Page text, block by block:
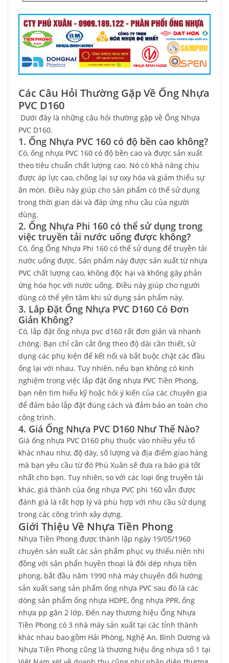
Các Câu Hỏi Thường Gặp Về Ống Nhựa
PVC D160
Dưới đây là những câu hỏi thường gặp về Ống Nhựa
PVC D160.
1. Ống Nhựa PVC 160 có độ bền cao không?
Có, ống nhựa PVC 160 có độ bền cao và được sản xuất
theo tiêu chuẩn chất lượng cao. Nó có khả năng chịu
được áp lực cao, chống lại sự oxy hóa và giảm thiểu sự
ăn mòn. Điều này giúp cho sản phẩm có thể sử dụng
trong thời gian dài và đáp ứng nhu cầu của người
dùng.
2. Ống Nhựa Phi 160 có thể sử dụng trong
việc truyền tải nước uống được không?
Có, ống Ống Nhựa Phi 160 có thể sử dụng để truyền tải
nước uống được. Sản phẩm này được sản xuất từ nhựa
PVC chất lượng cao, không độc hại và không gây phản
ứng hóa học với nước uống. Điều này giúp cho người
dùng có thể yên tâm khi sử dụng sản phẩm này.
3. Lắp Đặt Ống Nhựa PVC D160 Có Đơn
Giản Không?
Có, lắp đặt ống nhựa pvc d160 rất đơn giản và nhanh
chóng. Bạn chỉ cần cắt ống theo độ dài cần thiết, sử
dụng các phụ kiện để kết nối và bắt buộc chặt các đầu
ống lại với nhau. Tuy nhiên, nếu bạn không có kinh
nghiệm trong việc lắp đặt ống nhựa PVC Tiền Phong,
bạn nên tìm hiểu kỹ hoặc hỏi ý kiến của các chuyên gia
để đảm bảo lắp đặt đúng cách và đảm bảo an toàn cho
công trình.
4. Giá Ống Nhựa PVC D160 Như Thế Nào?
Giá ống nhựa PVC D160 phụ thuộc vào nhiều yếu tố
khác nhau như, độ dày, số lượng và địa điểm giao hàng
mà bạn yêu cầu từ đó Phú Xuân sẽ đưa ra báo giá tốt
nhất cho bạn. Tuy nhiên, so với các loại ống truyền tải
khác, giá thành của ống nhựa PVC phi 160 vẫn được
đánh giá là rất hợp lý và phù hợp với nhu cầu sử dụng
trong các công trình xây dựng.
Giới Thiệu Về Nhựa Tiền Phong
Nhựa Tiền Phong được thành lập ngày 19/05/1960
chuyên sản xuất các sản phẩm phục vụ thiếu niên nhi
đồng với sản phẩn huyền thoại là đôi dép nhựa tiền
phong, bắt đầu năm 1990 nhà máy chuyển đổi hướng
sản xuất sang sản phẩm ống nhựa PVC sau đó là các
dòng sản phẩm ống nhựa HDPE, ống nhựa PPR, ống
nhựa pp gân 2 lớp. Đến nay thương hiệu Ống Nhựa
Tiền Phong có 3 nhà máy sản xuất tại các tỉnh thành
khác nhau bao gồm Hải Phòng, Nghệ An, Bình Dương và
Nhựa Tiền Phong cũng là thương hiệu ống nhựa số 1 tại